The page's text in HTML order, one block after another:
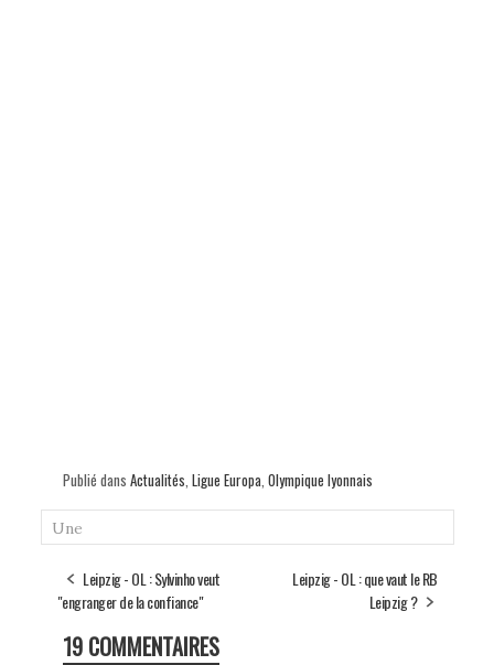
Publié dans Actualités, Ligue Europa, Olympique lyonnais
Une
Leipzig - OL : Sylvinho veut
"engranger de la confiance"
Leipzig - OL : que vaut le RB
Leipzig ?
19 COMMENTAIRES